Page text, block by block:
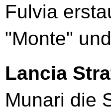
Fulvia
"Monte"
Lancia
Munari die